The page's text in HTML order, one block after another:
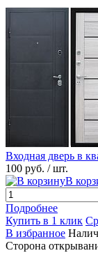
Входная дверь в
100 руб. / шт.
В
Подробнее
Купить в 1 клик
В избранное
Сторона